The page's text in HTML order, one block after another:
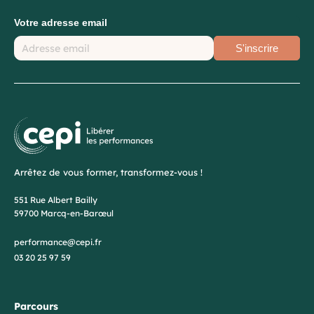
Votre adresse email
S'inscrire
Arrêtez de vous former, transformez-vous !
551 Rue Albert Bailly
59700 Marcq-en-Barœul
performance@cepi.fr
03 20 25 97 59
Parcours